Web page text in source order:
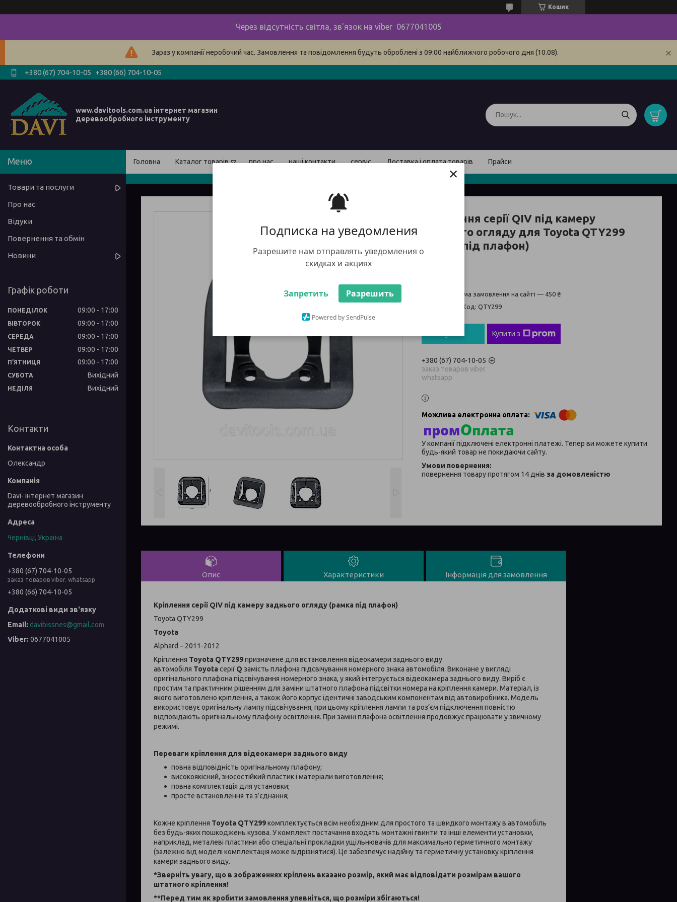
Подписка на уведомления
Разрешите нам отправлять уведомления о
скидках и акциях
Запретить Разрешить
Powered by SendPulse
×
Кошик
Через відсутність світла, зв'язок на viber 0677041005
Зараз у компанії неробочий час. Замовлення та повідомлення будуть оброблені з 09:00 найближчого робочого дня (10.08).
+380 (67) 704-10-05 +380 (66) 704-10-05
www.davitools.com.ua інтернет магазин
деревообробного інструменту
Головна Каталог товарів про нас наші контакти сервіс Доставка і оплата товарів Прайси
Кріплення серії QIV під камеру
заднього огляду для Toyota QTY299
(рамка під плафон)
Мінімальна сума замовлення на сайті — 450 ₴
Код: QTY299
Купити з
+380 (67) 704-10-05
заказ товаров viber.
whatsapp
У компанії підключені електронні платежі. Тепер ви можете купити
будь-який товар не покидаючи сайту.
повернення товару протягом 14 днів за домовленістю
Опис Характеристики Інформація для замовлення
Кріплення серії QIV під камеру заднього огляду (рамка під плафон)
Toyota QTY299
Toyota
Alphard – 2011-2012
Кріплення Toyota QTY299призначене для встановлення відеокамери заднього виду
автомобіля Toyota серії Q замість плафона підсвічування номерного знака автомобіля. Виконане у вигляді
оригінального плафона підсвічування номерного знака, у який інтегрується відеокамера заднього виду. Виріб є
простим та практичним рішенням для заміни штатного плафона підсвітки номера на кріплення камери. Матеріал, із
якого виготовлено кріплення, а також його корпус ідентичні заводським компонентам від автовиробника. Модель
використовує оригінальну лампу підсвічування, при цьому кріплення лампи та роз’єм підключення повністю
відповідають оригінальному плафону освітлення. При заміні плафона освітлення продовжує працювати у звичному
режимі.
Переваги кріплення для відеокамери заднього виду
повна відповідність оригінальному плафону;
високоякісний, зносостійкий пластик і матеріали виготовлення;
повна комплектація для установки;
просте встановлення та з’єднання;
Кожне кріплення Toyota QTY299комплектується всім необхідним для простого та швидкого монтажу в автомобіль
без будь-яких пошкоджень кузова. У комплект постачання входять монтажні гвинти та інші елементи установки,
наприклад, металеві пластини або спеціальні прокладки ущільнювачів для максимально герметичного монтажу
(залежно від моделі комплектація може відрізнятися). Це забезпечує надійну та герметичну установку кріплення
камери заднього виду.
*Зверніть увагу, що в зображеннях кріплень вказано розмір, який має відповідати розмірам вашого
штатного кріплення!
**Перед тим як зробити замовлення упевніться, що розміри збігаються!
Товари та послуги
Про нас
Відуки
Повернення та обмін
Новини
Графік роботи
ПОНЕДІЛОК 09:00 17:00
ВІВТОРОК 09:00 17:00
СЕРЕДА 09:00 17:00
ЧЕТВЕР 09:00 17:00
ПʼЯТНИЦЯ 09:00 17:00
СУБОТА Вихідний
НЕДІЛЯ Вихідний
Контакти
Олександр
Davi- інтернет магазин
деревообробного інструменту
Чернівці, Україна
+380 (67) 704-10-05
заказ товаров viber. whatsapp
+380 (66) 704-10-05
davibissnes@gmail.com
0677041005